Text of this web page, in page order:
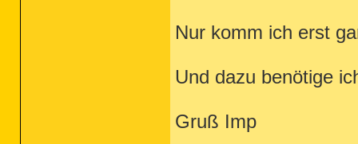
Nur komm ich erst
Und dazu benötige
Gruß Imp